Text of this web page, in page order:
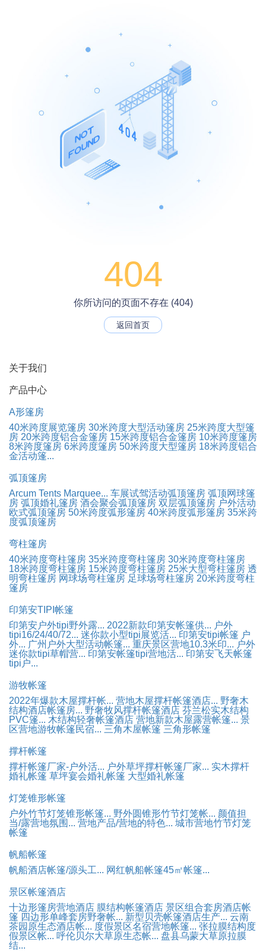
404
你所访问的页面不存在 (404)
返回首页
关于我们
产品中心
A形篷房
40米跨度展览篷房 30米跨度大型活动篷房 25米跨度大型篷
房 20米跨度铝合金篷房 15米跨度铝合金篷房 10米跨度篷房
8米跨度篷房 6米跨度篷房 50米跨度大型篷房 18米跨度铝合
金活动篷...
弧顶篷房
Arcum Tents Marquee... 车展试驾活动弧顶篷房 弧顶网球篷
房 弧顶婚礼篷房 酒会聚会弧顶篷房 双层弧顶篷房 户外活动
欧式弧顶篷房 50米跨度弧形篷房 40米跨度弧形篷房 35米跨
度弧顶篷房
弯柱篷房
40米跨度弯柱篷房 35米跨度弯柱篷房 30米跨度弯柱篷房
18米跨度弯柱篷房 15米跨度弯柱篷房 25米大型弯柱篷房 透
明弯柱篷房 网球场弯柱篷房 足球场弯柱篷房 20米跨度弯柱
篷房
印第安TIPI帐篷
印第安户外tipi野外露... 2022新款印第安帐篷供... 户外
tipi16/24/40/72... 迷你款小型tipi展览活... 印第安tipi帐篷 户
外... 广州户外大型活动帐篷... 重庆景区营地10.3米印... 户外
迷你款tipi草帽营... 印第安帐篷tipi营地活... 印第安飞天帐篷
tipi户...
游牧帐篷
2022年爆款木屋撑杆帐... 营地木屋撑杆帐篷酒店... 野奢木
结构酒店帐篷房... 野奢牧风撑杆帐篷酒店 芬兰松实木结构
PVC篷... 木结构轻奢帐篷酒店 营地新款木屋露营帐篷... 景
区营地游牧帐篷民宿... 三角木屋帐篷 三角形帐篷
撑杆帐篷
撑杆帐篷厂家-户外活... 户外草坪撑杆帐篷厂家... 实木撑杆
婚礼帐篷 草坪宴会婚礼帐篷 大型婚礼帐篷
灯笼锥形帐篷
户外竹节灯笼锥形帐篷... 野外圆锥形竹节灯笼帐... 颜值担
当/露营地氛围... 营地产品/营地的特色... 城市营地竹节灯笼
帐篷
帆船帐篷
帆船酒店帐篷/源头工... 网红帆船帐篷45㎡帐篷...
景区帐篷酒店
十边形篷房营地酒店 膜结构帐篷酒店 景区组合套房酒店帐
篷 四边形单峰套房野奢帐... 新型贝壳帐篷酒店生产... 云南
茶园原生态酒店帐... 度假景区名宿营地帐篷... 张拉膜结构度
假景区帐... 呼伦贝尔大草原生态帐... 盘县乌蒙大草原拉膜
结...